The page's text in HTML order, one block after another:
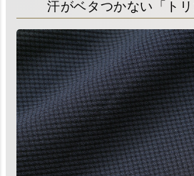
汗がベタつかない「トリ